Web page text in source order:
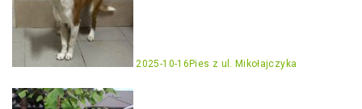
2025-10-16 Pies z ul. Mikołajczyka